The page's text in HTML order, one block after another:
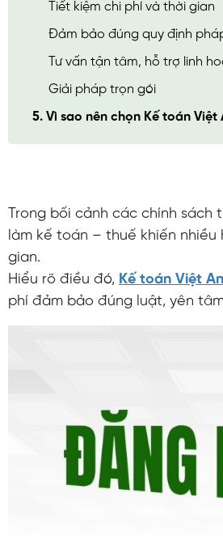
Tiết kiệm chi phí và thời gian
Đảm bảo đúng quy định
Tư vấn tận tâm, hỗ trợ linh
Giải pháp trọn gói
5. Vì sao nên chọn Kế toán
Trong bối cảnh các chính
làm kế toán – thuế khiến
gian.
Hiểu rõ điều đó, Kế toán Việt
phí đảm bảo đúng luật, yên